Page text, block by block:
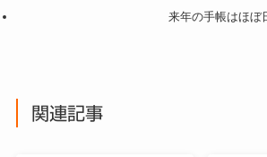
来年の手帳はほぼ
関連記事